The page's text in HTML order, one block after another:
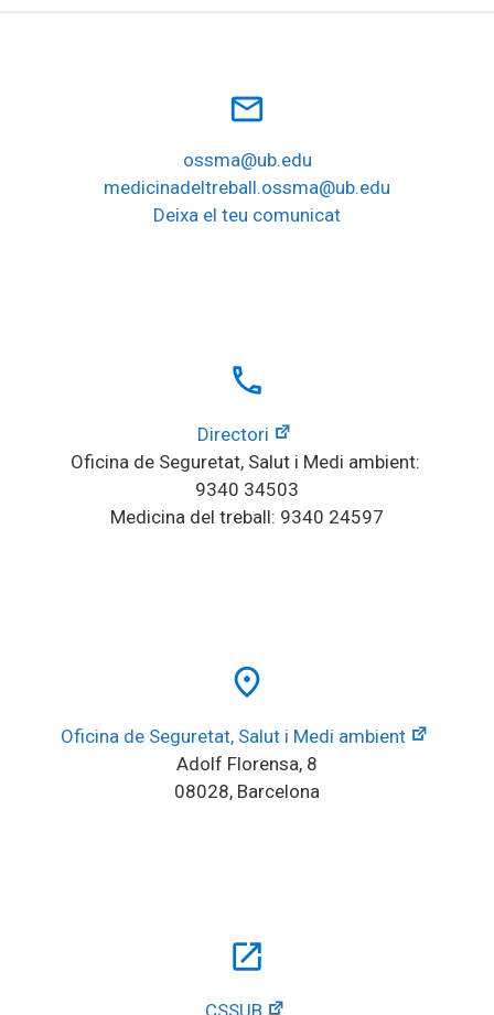
mail_outline
ossma@ub.edu
medicinadeltreball.ossma@ub.edu
Deixa el teu comunicat
local_phone
Directori
Oficina de Seguretat, Salut i Medi ambient:
9340 34503
Medicina del treball: 9340 24597
place
Oficina de Seguretat, Salut i Medi ambient
Adolf Florensa, 8
08028, Barcelona
open_in_new
CSSUB